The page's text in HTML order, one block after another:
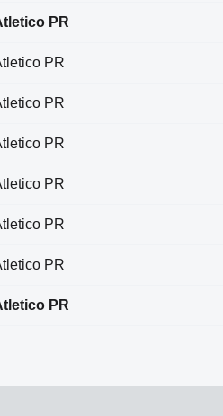
PR
PR
PR
PR
PR
PR
PR
PR